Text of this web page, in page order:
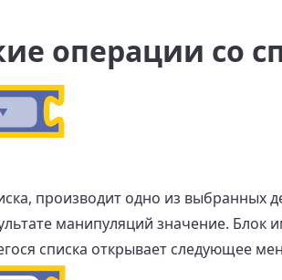
операции со
производит одно из выбранных
манипуляций значение.
списка открывает следующее